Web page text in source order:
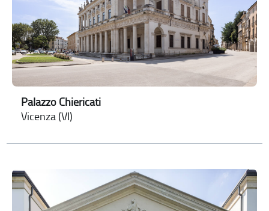
Palazzo Chiericati
Vicenza (VI)